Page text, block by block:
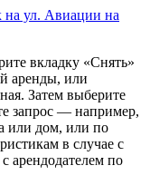
на ул. Авиации на
вкладку «Снять»
аренды, или
Затем выберите
запрос — например,
или дом, или по
в случае с
арендодателем по